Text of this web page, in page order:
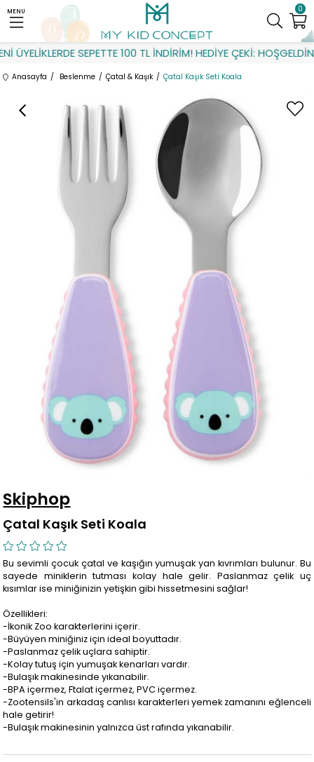
SEPETTE 100 TL İNDİRİM! HEDİYE ÇEKİ: HOŞGELDİN
0
MENU
Anasayfa Beslenme Çatal & Kaşık Çatal Kaşık Seti Koala
Skiphop
Çatal Kaşık Seti Koala
Bu sevimli çocuk çatal ve kaşığın yumuşak yan kıvrımları bulunur. Bu
sayede miniklerin tutması kolay hale gelir. Paslanmaz çelik uç
kısımlar ise miniğinizin yetişkin gibi hissetmesini sağlar!
Özellikleri:
-İkonik Zoo karakterlerini içerir.
-Büyüyen miniğiniz için ideal boyuttadır.
-Paslanmaz çelik uçlara sahiptir.
-Kolay tutuş için yumuşak kenarları vardır.
-Bulaşık makinesinde yıkanabilir.
-BPA içermez, Ftalat içermez, PVC içermez.
-Zootensils'in arkadaş canlısı karakterleri yemek zamanını eğlenceli
hale getirir!
-Bulaşık makinesinin yalnızca üst rafında yıkanabilir.